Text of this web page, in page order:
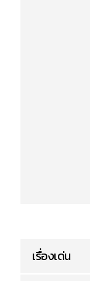
เรื่องเด่น